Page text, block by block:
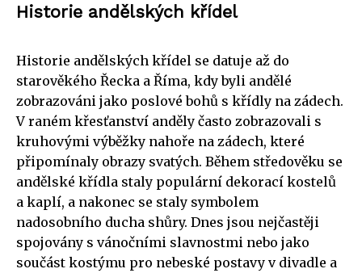
Historie andělských křídel
Historie andělských křídel se datuje až do
starověkého Řecka a Říma, kdy byli andělé
zobrazováni jako poslové bohů s křídly na zádech.
V raném křesťanství anděly často zobrazovali s
kruhovými výběžky nahoře na zádech, které
připomínaly obrazy svatých. Během středověku se
andělské křídla staly populární dekorací kostelů
a kaplí, a nakonec se staly symbolem
nadosobního ducha shůry. Dnes jsou nejčastěji
spojovány s vánočními slavnostmi nebo jako
součást kostýmu pro nebeské postavy v divadle a